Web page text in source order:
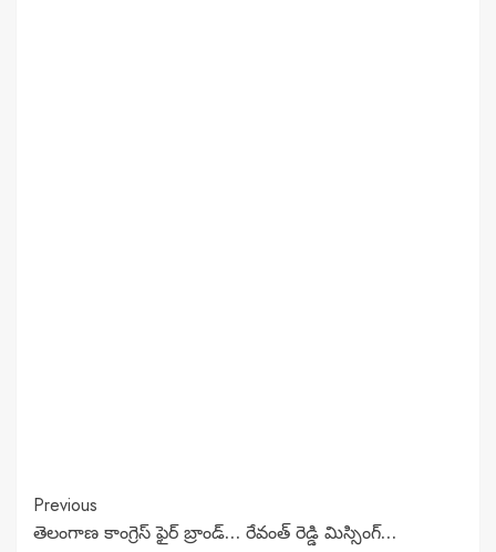
Continue
Previous
తెలంగాణ కాంగ్రెస్ ఫైర్ బ్రాండ్… రేవంత్ రెడ్డి మిస్సింగ్…